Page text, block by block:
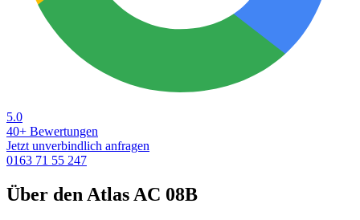
5.0
40+ Bewertungen
Jetzt unverbindlich anfragen
0163 71 55 247
Über den Atlas AC 08B